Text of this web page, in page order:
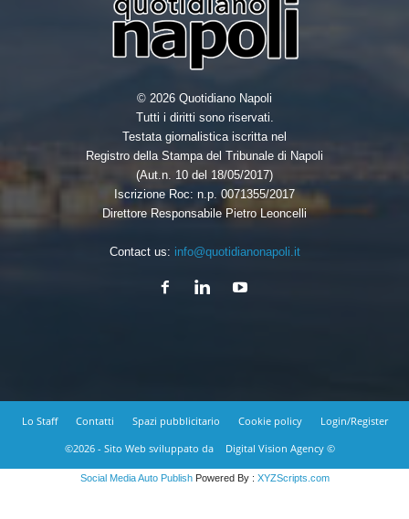
© 2026 Quotidiano Napoli
Tutti i diritti sono riservati.
Testata giornalistica iscritta nel
Registro della Stampa del Tribunale di Napoli
(Aut.n. 10 del 18/05/2017)
Iscrizione Roc: n.p. 0071355/2017
Direttore Responsabile Pietro Leoncelli
Contact us: info@quotidianonapoli.it
Lo Staff Contatti Spazi pubblicitario Cookie policy
Login/Register
©2026 - Sito Web sviluppato da
Digital Vision Agency ©
Social Media Auto PublishPowered By : XYZScripts.com